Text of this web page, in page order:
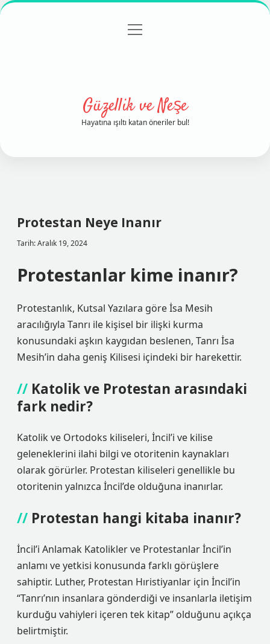
Gizlilik Politikası
menüyü
Güzellik ve Neşe
Hayatına ışıltı katan öneriler bul!
Protestan Neye Inanır
Tarih: Aralık 19, 2024
Protestanlar kime inanır?
Protestanlık, Kutsal Yazılara göre İsa Mesih
aracılığıyla Tanrı ile kişisel bir ilişki kurma
konusundaki aşkın kaygıdan beslenen, Tanrı İsa
Mesih’in daha geniş Kilisesi içindeki bir harekettir.
Katolik ve Protestan arasındaki
fark nedir?
Katolik ve Ortodoks kiliseleri, İncil’i ve kilise
geleneklerini ilahi bilgi ve otoritenin kaynakları
olarak görürler. Protestan kiliseleri genellikle bu
otoritenin yalnızca İncil’de olduğuna inanırlar.
Protestan hangi kitaba inanır?
İncil’i Anlamak Katolikler ve Protestanlar İncil’in
anlamı ve yetkisi konusunda farklı görüşlere
sahiptir. Luther, Protestan Hıristiyanlar için İncil’in
“Tanrı’nın insanlara gönderdiği ve insanlarla iletişim
kurduğu vahiyleri içeren tek kitap” olduğunu açıkça
belirtmiştir.